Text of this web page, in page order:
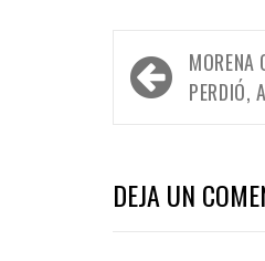
Navegación
de
MORENA
PERDIÓ,
DEJA UN